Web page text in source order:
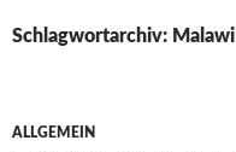
Schlagwortarchiv: Malawi
ALLGEMEIN